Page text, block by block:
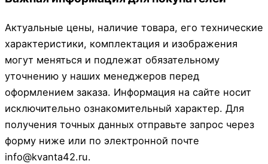
Актуальные цены, наличие товара, его технические
характеристики, комплектация и изображения
могут меняться и подлежат обязательному
уточнению у наших менеджеров перед
оформлением заказа. Информация на сайте носит
исключительно ознакомительный характер. Для
получения точных данных отправьте запрос через
форму ниже или по электронной почте
info@kvanta42.ru.